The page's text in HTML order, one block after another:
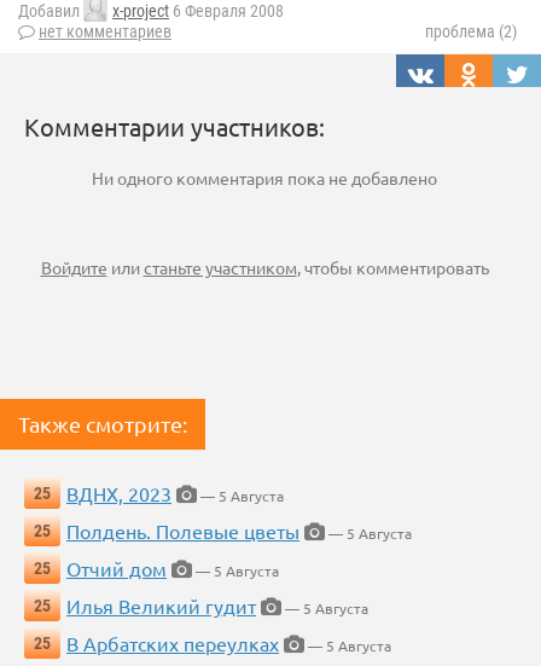
Добавил x-project 6 Февраля 2008
нет комментариев
проблема (2)
Комментарии участников:
Ни одного комментария пока не добавлено
Войдите илистаньте участником, чтобы комментировать
Также смотрите:
25 ВДНХ, 2023
— 5 Августа
25
Полдень. Полевые цветы
— 5 Августа
25
Отчий дом
— 5 Августа
25
Илья Великий гудит
— 5 Августа
25
В Арбатских переулках
— 5 Августа